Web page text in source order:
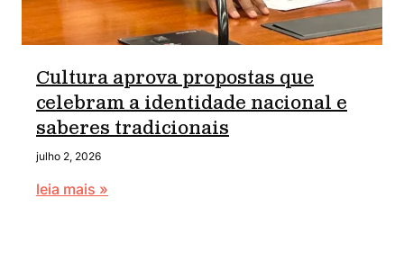
Cultura aprova propostas que
celebram a identidade nacional e
saberes tradicionais
julho 2, 2026
leia mais »